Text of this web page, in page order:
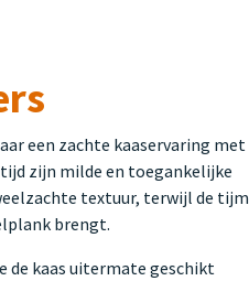
een zachte kaaservaring met
zijn milde en toegankelijke
textuur, terwijl de tijm
brengt.
de kaas uitermate geschikt